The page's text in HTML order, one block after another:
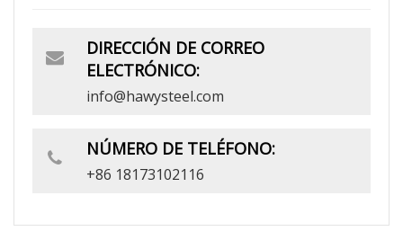
DIRECCIÓN DE CORREO
ELECTRÓNICO:
info@hawysteel.com
NÚMERO DE TELÉFONO:
+86 18173102116